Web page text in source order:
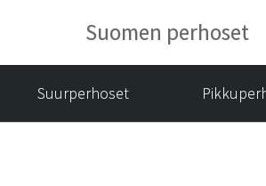
Suomen perhoset
Suurperhoset